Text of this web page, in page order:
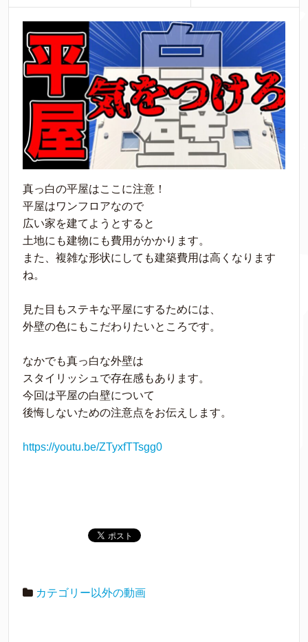
真っ白の平屋はここに注意！
平屋はワンフロアなので
広い家を建てようとすると
土地にも建物にも費用がかかります。
また、複雑な形状にしても建築費用は高くなります
ね。
見た目もステキな平屋にするためには、
外壁の色にもこだわりたいところです。
なかでも真っ白な外壁は
スタイリッシュで存在感もあります。
今回は平屋の白壁について
後悔しないための注意点をお伝えします。
https://youtu.be/ZTyxfTTsgg0
カテゴリー以外の動画